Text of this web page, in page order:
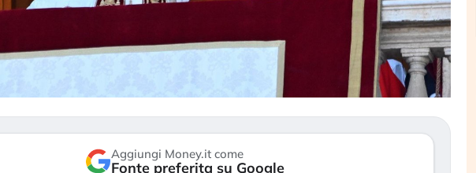
Aggiungi Money.it come
Fonte preferita su Google
Dalle valutazioni estreme alla
repricing degli asset?
«La mia vita è rovinata». Investitori
in preda al panico dopo lo scoppio
della bolla AI
Kospi, mentre gli investitori retail (…)